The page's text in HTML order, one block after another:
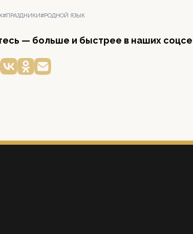
#ПРАЗДНИКИ#РОДНОЙ ЯЗЫК
— больше и быстрее в наших